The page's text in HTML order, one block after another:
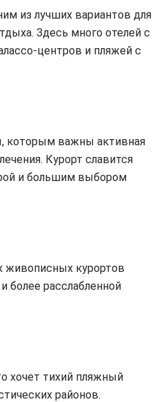
из лучших вариантов для
Здесь много отелей с
центров и пляжей с
которым важны активная
Курорт славится
и большим выбором
курортов
более расслабленной
хочет тихий пляжный
районов.